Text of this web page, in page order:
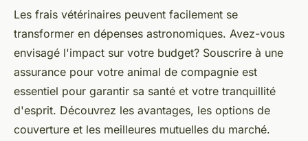
Les frais vétérinaires peuvent facilement se
transformer en dépenses astronomiques. Avez-vous
envisagé l'impact sur votre budget? Souscrire à une
assurance pour votre animal de compagnie est
essentiel pour garantir sa santé et votre tranquillité
d'esprit. Découvrez les avantages, les options de
couverture et les meilleures mutuelles du marché.